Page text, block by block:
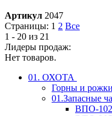
Артикул 2047
Страницы: 1 2 Все
1 - 20 из 21
Лидеры продаж:
Нет товаров.
01. ОХОТА
Горны и рожки
01.Запасные
ВПО-